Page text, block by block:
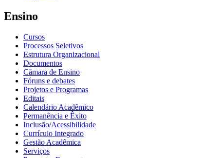
Ensino
Cursos
Processos Seletivos
Estrutura Organizacional
Documentos
Câmara de Ensino
Fóruns e debates
Projetos e Programas
Editais
Calendário Acadêmico
Permanência e Êxito
Inclusão/Acessibilidade
Currículo Integrado
Gestão Acadêmica
Serviços